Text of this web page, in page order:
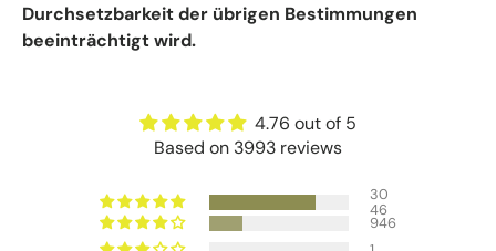
Durchsetzbarkeit der übrigen Bestimmungen
beeinträchtigt wird.
4.76 out of 5
Based on 3993 reviews
30
46
946